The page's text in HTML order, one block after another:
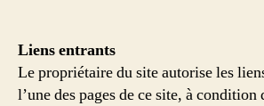
Liens entrants
Le propriétaire du site autorise les
l’une des pages de ce site, à